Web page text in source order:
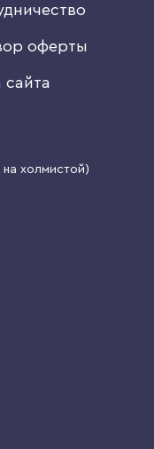
оферты
сайта
холмистой)